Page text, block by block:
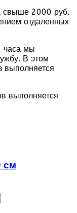
свыше 2000 руб.
отдаленных
часа мы
В этом
выполняется
выполняется
см